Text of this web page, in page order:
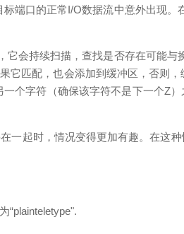
端口的正常I/O数据流中意外出现
它会持续扫描，查找是否存在可能
它匹配，也会添加到缓冲区，否则
个字符（确保该字符不是下一个Z
一起时，情况变得更加有趣。在这
“plainteletype".